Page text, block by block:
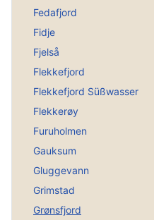
Fedafjord
Fidje
Fjelså
Flekkefjord
Flekkefjord Süßwasser
Flekkerøy
Furuholmen
Gauksum
Gluggevann
Grimstad
Grønsfjord